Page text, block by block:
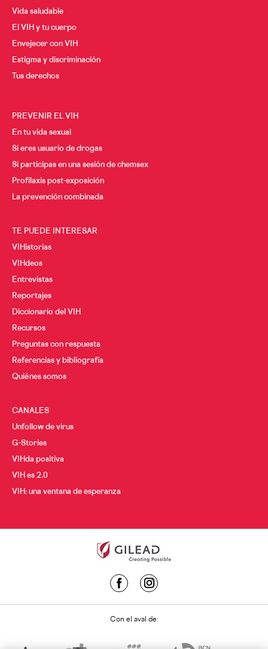
Vida saludable
El VIH y tu cuerpo
Envejecer con VIH
Estigma y discriminación
Tus derechos
PREVENIR EL VIH
En tu vida sexual
Si eres usuario de drogas
Si participas en una sesión de chemsex
Profilaxis post-exposición
La prevención combinada
TE PUEDE INTERESAR
VIHistorias
VIHdeos
Entrevistas
Reportajes
Diccionario del VIH
Recursos
Preguntas con respuesta
Referencias y bibliografía
Quiénes somos
CANALES
Unfollow de virus
G-Stories
VIHda positiva
VIH es 2.0
VIH: una ventana de esperanza
Con el aval de: